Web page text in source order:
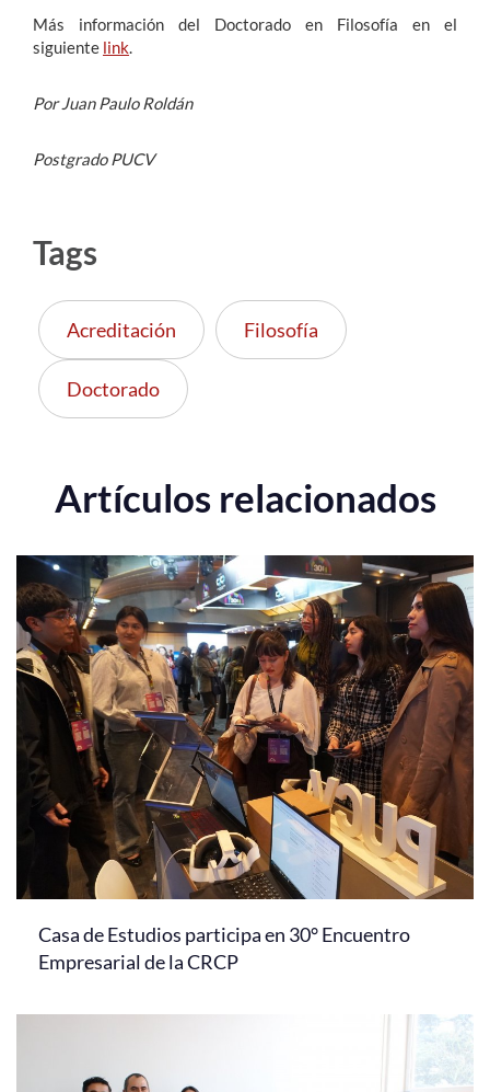
Más información del Doctorado en Filosofía en el
siguiente link.
Por Juan Paulo Roldán
Postgrado PUCV
Tags
Acreditación Filosofía
Doctorado
Artículos relacionados
Casa de Estudios participa en 30° Encuentro
Empresarial de la CRCP